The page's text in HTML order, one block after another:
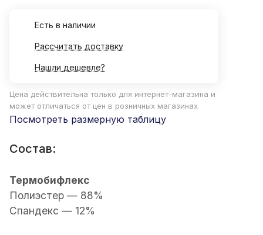
Есть в наличии
Рассчитать доставку
Нашли дешевле?
Цена действительна только для интернет-магазина и
может отличаться от цен в розничных магазинах
Посмотреть размерную таблицу
Состав:
Термобифлекс
Полиэстер — 88%
Спандекс — 12%